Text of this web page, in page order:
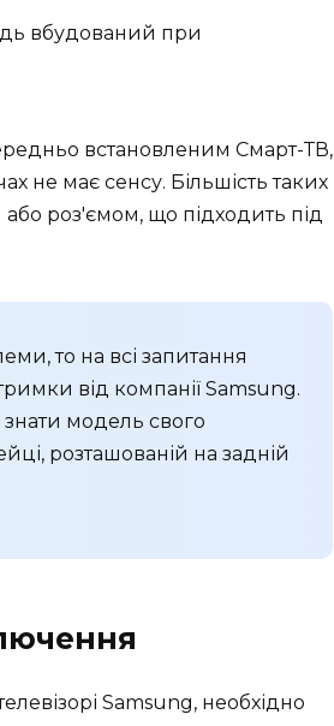
вбудований при
встановленим Смарт-ТВ,
не має сенсу. Більшість таких
роз'ємом, що підходить під
то на всі запитання
від компанії Samsung.
модель свого
розташованій на задній
Samsung, необхідно